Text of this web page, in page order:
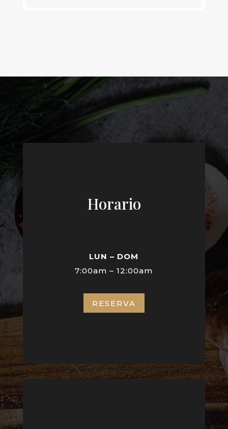
Horario
LUN – DOM
7:00am – 12:00am
RESERVA